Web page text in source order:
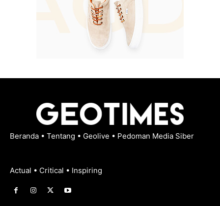
Beranda • Tentang • Geolive • Pedoman Media Siber
Actual • Critical • Inspiring